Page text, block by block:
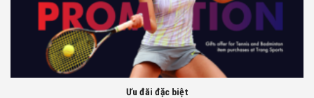
Ưu đãi đặc biệt